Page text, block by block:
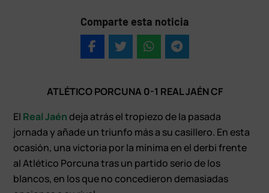
Comparte esta noticia
ATLÉTICO PORCUNA 0-1 REAL JAÉN CF
El Real Jaéndeja atrás el tropiezo de la pasada
jornada y añade un triunfo más a su casillero. En esta
ocasión, una victoria por la mínima en el derbi frente
al Atlético Porcuna tras un partido serio de los
blancos, en los que no concedieron demasiadas